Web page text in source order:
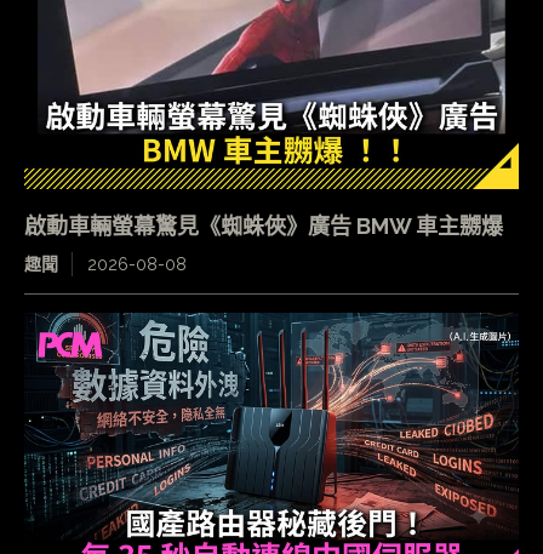
啟動車輛螢幕驚見《蜘蛛俠》廣告 BMW 車主嬲爆
趣聞 2026-08-08